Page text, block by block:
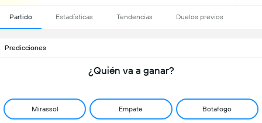
Partido Estadísticas Tendencias Duelos previos
Predicciones
¿Quién va a ganar?
Mirassol Empate Botafogo